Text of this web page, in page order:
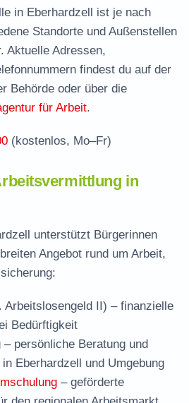
und Bürgergeld beantragen
– zuständige Stelle
rund ums Jobcenter
in Eberhardzell ist je nach
Standorte und Außenstellen
Aktuelle Adressen,
findest du auf der
Behörde oder über die
für Arbeit.
(kostenlos, Mo–Fr)
in
unterstützt Bürgerinnen
Angebot rund um Arbeit,
Arbeitslosengeld II) – finanzielle
Bedürftigkeit
– persönliche Beratung und
Eberhardzell und Umgebung
– geförderte